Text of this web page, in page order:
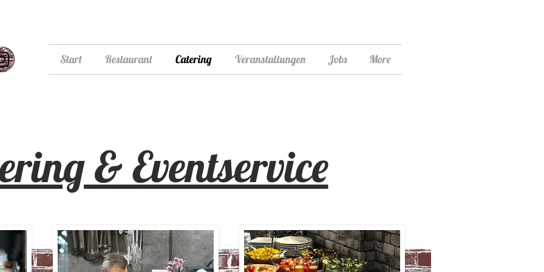
Start Restaurant Catering Veranstaltungen Jobs More
& Eventservice